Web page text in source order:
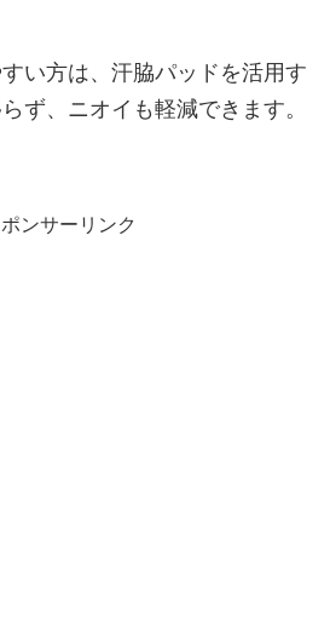
い方は、汗脇パッドを活用す
ず、ニオイも軽減できます。
ンサーリンク